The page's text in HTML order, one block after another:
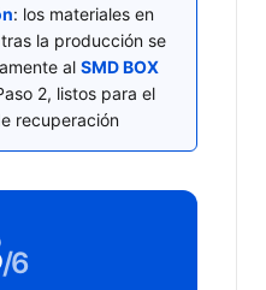
: los materiales en
la producción se
al SMD BOX
2, listos para el
recuperación
/6